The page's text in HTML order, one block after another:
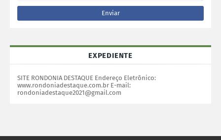
EXPEDIENTE
SITE RONDONIA DESTAQUE Endereço Eletrônico:
www.rondoniadestaque.com.br E-mail:
rondoniadestaque2021@gmail.com